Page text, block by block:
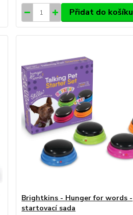
Přidat do košíku
Brightkins - Hunger for words -
startovací sada